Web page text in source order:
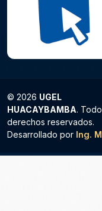
© 2026 UGEL
HUACAYBAMBA.
derechos reservados.
Desarrollado por Ing.